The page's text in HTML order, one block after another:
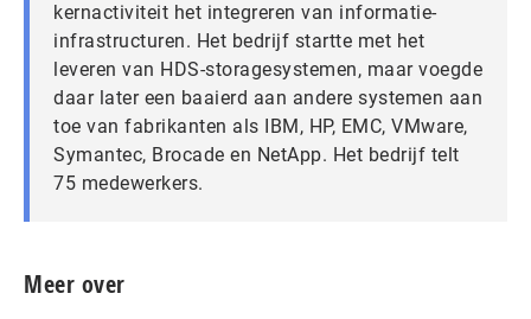
kernactiviteit het integreren van informatie-
infrastructuren. Het bedrijf startte met het
leveren van HDS-storagesystemen, maar voegde
daar later een baaierd aan andere systemen aan
toe van fabrikanten als IBM, HP, EMC, VMware,
Symantec, Brocade en NetApp. Het bedrijf telt
75 medewerkers.
Meer over